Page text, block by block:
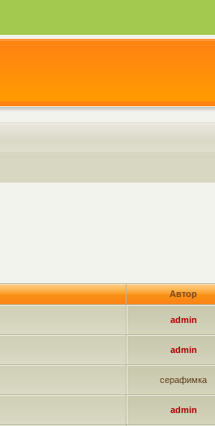
Автор
admin
admin
серафимка
admin